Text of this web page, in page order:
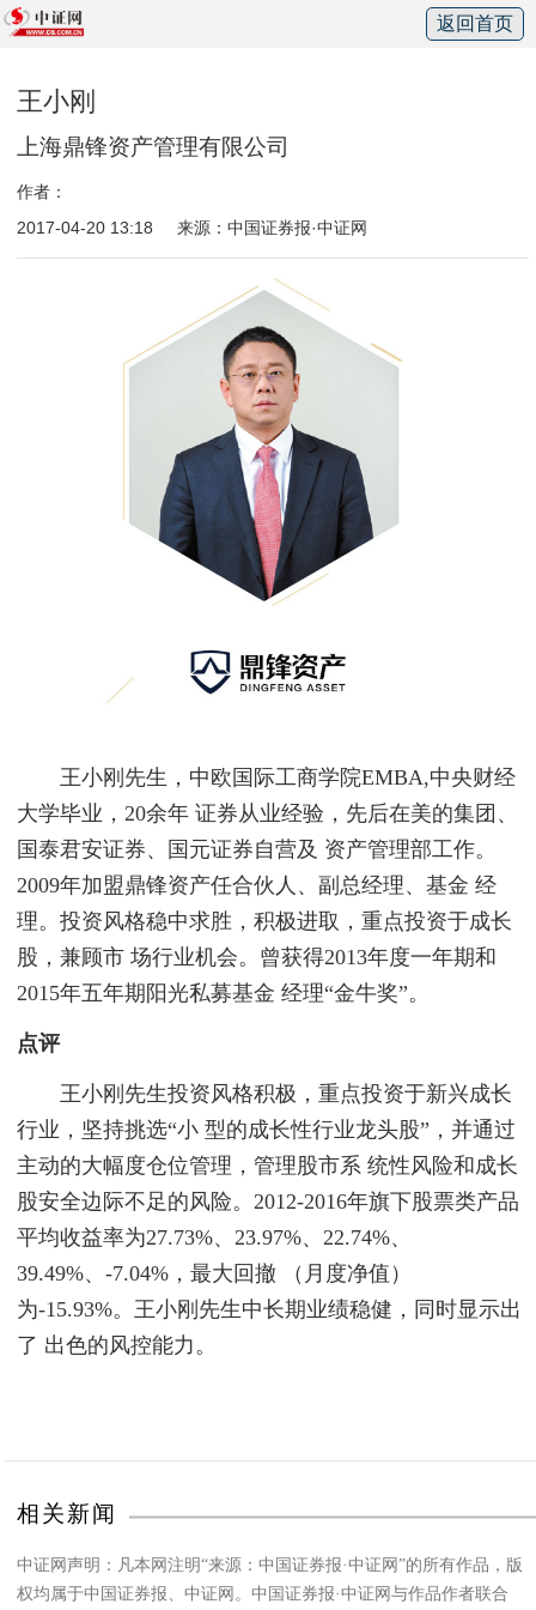
返回首页
王小刚
上海鼎锋资产管理有限公司
作者：
2017-04-20 13:18
来源：中国证券报·中证网
王小刚先生，中欧国际工商学院EMBA,中央财经
大学毕业，20余年 证券从业经验，先后在美的集团、
国泰君安证券、国元证券自营及 资产管理部工作。
2009年加盟鼎锋资产任合伙人、副总经理、基金 经
理。投资风格稳中求胜，积极进取，重点投资于成长
股，兼顾市 场行业机会。曾获得2013年度一年期和
2015年五年期阳光私募基金 经理“金牛奖”。
点评
王小刚先生投资风格积极，重点投资于新兴成长
行业，坚持挑选“小 型的成长性行业龙头股”，并通过
主动的大幅度仓位管理，管理股市系 统性风险和成长
股安全边际不足的风险。2012-2016年旗下股票类产品
平均收益率为27.73%、23.97%、22.74%、
39.49%、-7.04%，最大回撤 （月度净值）
为-15.93%。王小刚先生中长期业绩稳健，同时显示出
了 出色的风控能力。
相关新闻
中证网声明：凡本网注明“来源：中国证券报·中证网”的所有作品，版
权均属于中国证券报、中证网。中国证券报·中证网与作品作者联合